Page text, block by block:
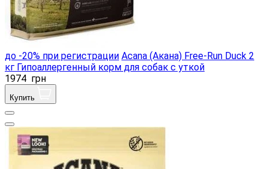
до -20% при регистрации Acana (Акана) Free-Run Duck 2
кг Гипоаллергенный корм для собак с уткой
1974 грн
Купить